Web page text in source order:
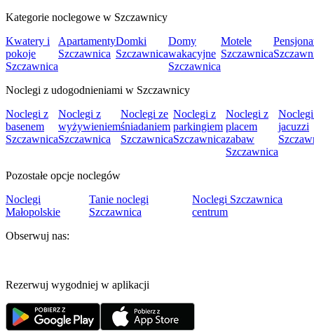
Kategorie noclegowe w Szczawnicy
Kwatery i
pokoje
Szczawnica
Apartamenty
Szczawnica
Domki
Szczawnica
Domy
wakacyjne
Szczawnica
Motele
Szczawnica
Noclegi z udogodnieniami w Szczawnicy
Noclegi z
basenem
Szczawnica
Noclegi z
wyżywieniem
Szczawnica
Noclegi ze
śniadaniem
Szczawnica
Noclegi z
parkingiem
Szczawnica
Noclegi z
placem
zabaw
Szczawnica
jacuzzi
Pozostałe opcje noclegów
Noclegi
Małopolskie
Tanie noclegi
Szczawnica
Noclegi Szczawnica
centrum
Obserwuj nas:
Rezerwuj wygodniej w aplikacji